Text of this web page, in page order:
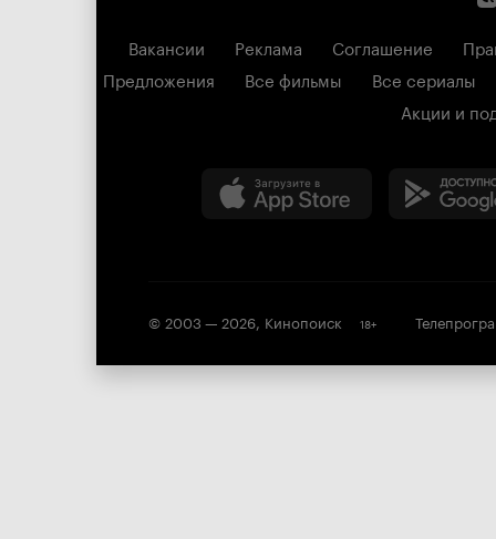
Вакансии Реклама Соглашение
Предложения
Все фильмы
Все сериалы
Акции и
© 2003 — 2026, Кинопоиск 18+